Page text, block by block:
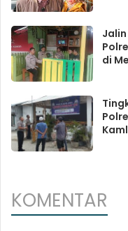
di
KOMENTAR